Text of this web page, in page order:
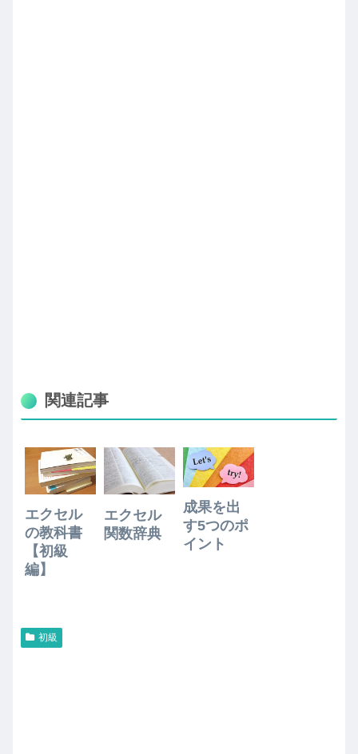
関連記事
エクセル
の教科書
【初級
編】
エクセル
関数辞典
成果を出
す5つのポ
イント
初級